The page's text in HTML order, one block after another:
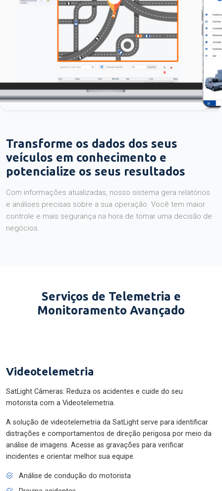
Transforme os dados dos seus
veículos em conhecimento e
potencialize os seus resultados
Com informações atualizadas, nosso sistema gera relatórios
e análises precisas sobre a sua operação. Você tem maior
controle e mais segurança na hora de tomar uma decisão de
negócios.
Serviços de Telemetria e
Monitoramento Avançado
Videotelemetria
SatLight Câmeras: Reduza os acidentes e cuide do seu
motorista com a Videotelemetria.
A solução de videotelemetria da SatLight serve para identificar
distrações e comportamentos de direção perigosa por meio da
análise de imagens. Acesse as gravações para verificar
incidentes e orientar melhor sua equipe.
Análise de condução do motorista